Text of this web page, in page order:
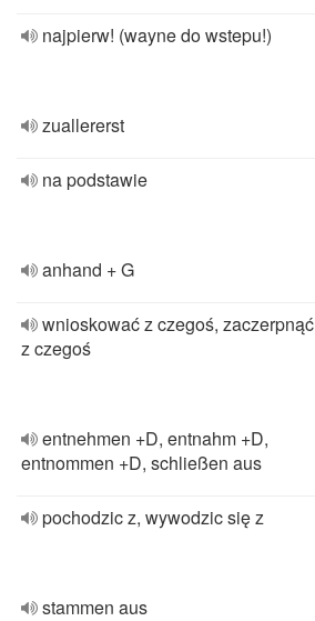
najpierw! (wayne do wstepu!)
zuallererst
na podstawie
anhand + G
wnioskować z czegoś, zaczerpnąć
z czegoś
entnehmen +D, entnahm +D,
entnommen +D, schließen aus
pochodzic z, wywodzic się z
stammen aus